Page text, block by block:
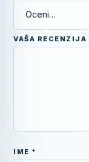
VAŠA RECENZIJA
IME *